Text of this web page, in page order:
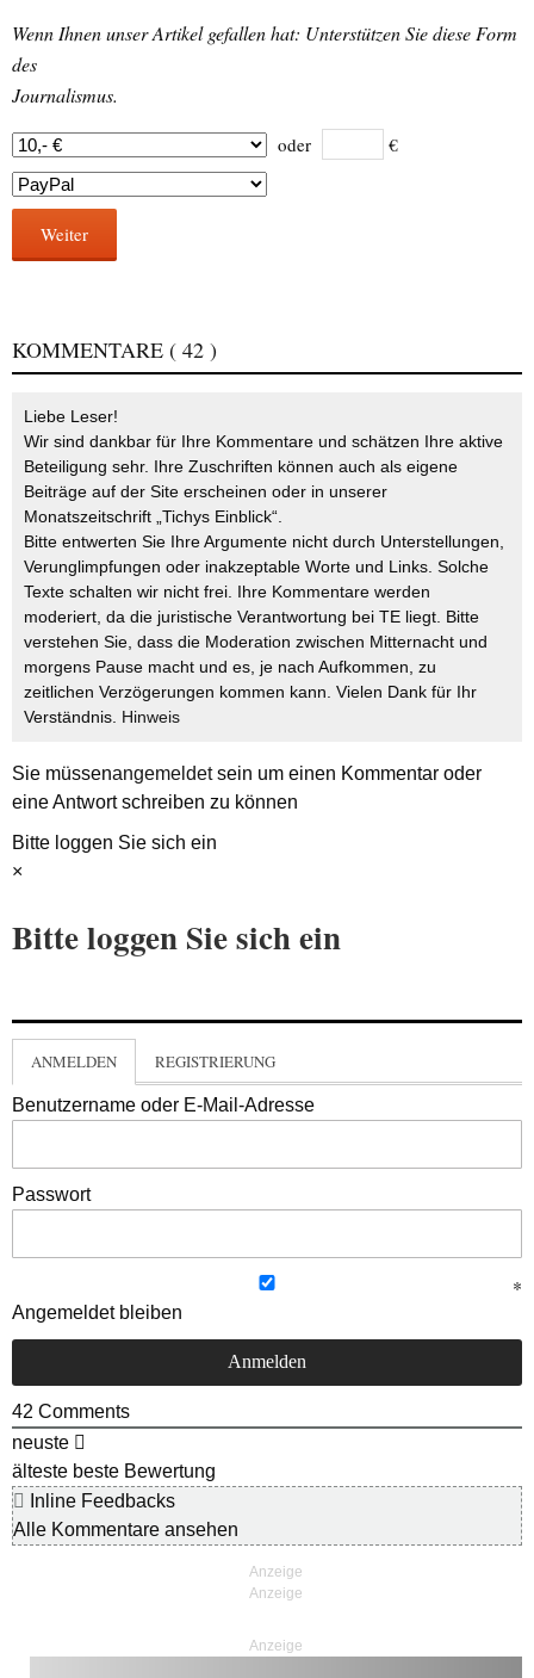
Wenn Ihnen unser Artikel gefallen hat: Unterstützen Sie diese Form
des
Journalismus.
oder €
Weiter
KOMMENTARE ( 42 )
Liebe Leser!
Wir sind dankbar für Ihre Kommentare und schätzen Ihre aktive
Beteiligung sehr. Ihre Zuschriften können auch als eigene
Beiträge auf der Site erscheinen oder in unserer
Monatszeitschrift „Tichys Einblick“.
Bitte entwerten Sie Ihre Argumente nicht durch Unterstellungen,
Verunglimpfungen oder inakzeptable Worte und Links. Solche
Texte schalten wir nicht frei. Ihre Kommentare werden
moderiert, da die juristische Verantwortung bei TE liegt. Bitte
verstehen Sie, dass die Moderation zwischen Mitternacht und
morgens Pause macht und es, je nach Aufkommen, zu
zeitlichen Verzögerungen kommen kann. Vielen Dank für Ihr
Verständnis. Hinweis
Sie müssenangemeldetsein um einen Kommentar oder
eine Antwort schreiben zu können
Bitte loggen Sie sich ein
×
Bitte loggen Sie sich ein
ANMELDEN REGISTRIERUNG
Benutzername oder E-Mail-Adresse
Passwort
Angemeldet bleiben
42 Comments
neuste
älteste beste Bewertung
Inline Feedbacks
Alle Kommentare ansehen
Anzeige